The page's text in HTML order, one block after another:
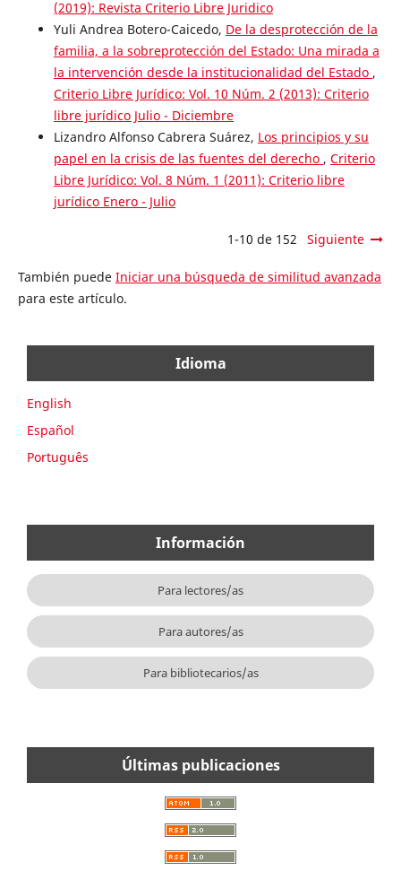
(2019): Revista Criterio Libre Juridico
Yuli Andrea Botero-Caicedo, De la desprotección de la
familia, a la sobreprotección del Estado: Una mirada a
la intervención desde la institucionalidad del Estado ,
Criterio Libre Jurídico: Vol. 10 Núm. 2 (2013): Criterio
libre jurídico Julio - Diciembre
Lizandro Alfonso Cabrera Suárez, Los principios y su
papel en la crisis de las fuentes del derecho , Criterio
Libre Jurídico: Vol. 8 Núm. 1 (2011): Criterio libre
jurídico Enero - Julio
1-10 de 152 Siguiente
También puede Iniciar una búsqueda de similitud avanzada
para este artículo.
Idioma
English
Español
Português
Información
Para lectores/as
Para autores/as
Para bibliotecarios/as
Últimas publicaciones